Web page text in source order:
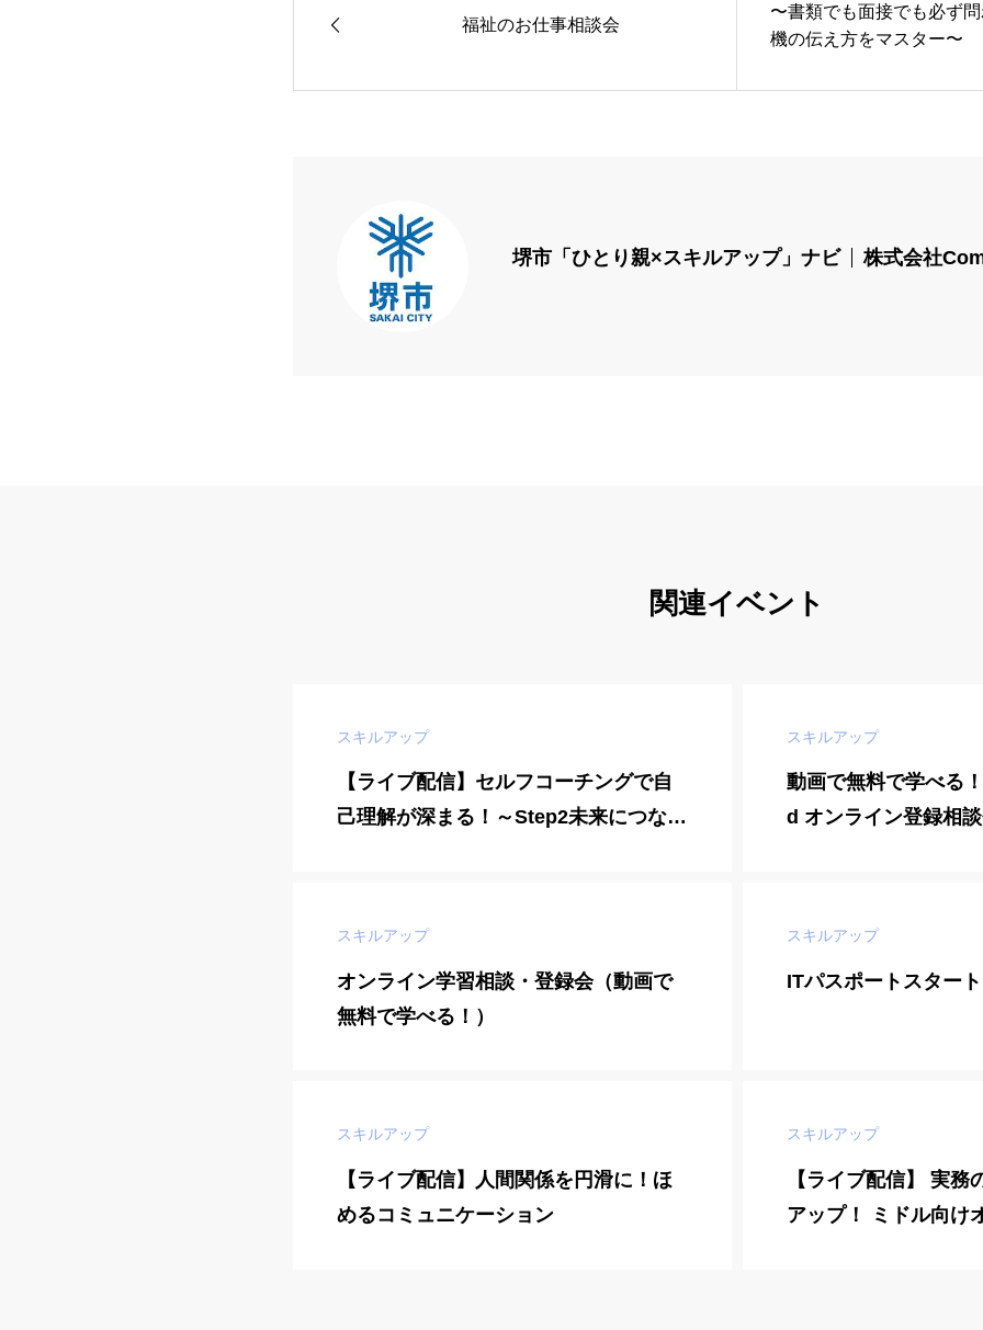
福祉のお仕事相談会
〜書類でも面接でも必ず
機の伝え方をマスター〜
堺市「ひとり親×スキルアップ」ナビ 株式会社
関連イベント
スキルアップ
【ライブ配信】セルフコーチングで自
己理解が深まる！～Step2未来につなが
スキルアップ
動画で無料で学べる
d オンライン登録相
スキルアップ
オンライン学習相談・登録会（動画で
無料で学べる！）
スキルアップ
ITパスポートスター
スキルアップ
【ライブ配信】人間関係を円滑に！ほ
めるコミュニケーション
スキルアップ
【ライブ配信】 実務
アップ！ ミドル向け